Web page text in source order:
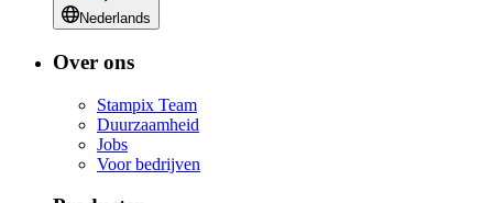
Nederlands
Over ons
Stampix Team
Duurzaamheid
Jobs
Voor bedrijven